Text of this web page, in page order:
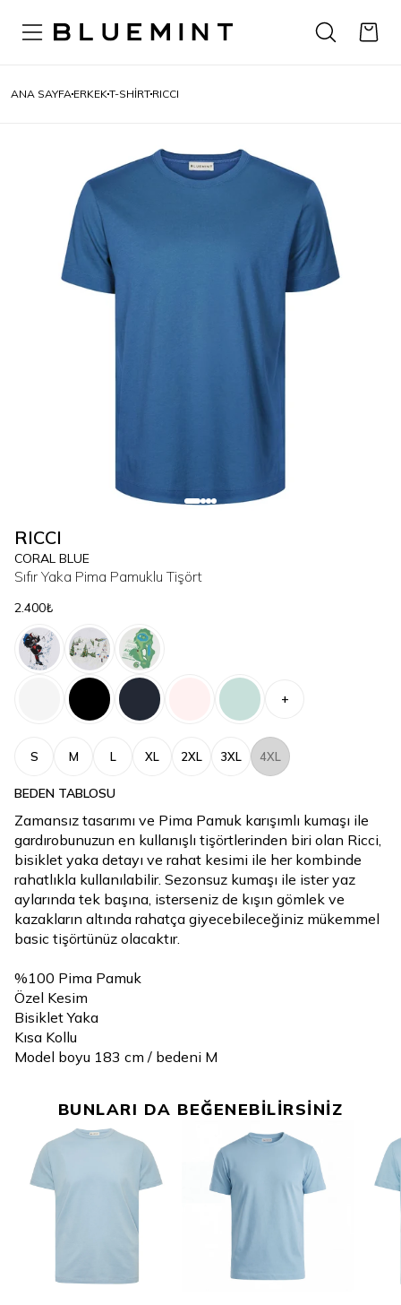
ANA SAYFA ERKEKT-SHIRT RICCI
RICCI
CORAL BLUE
Sıfır Yaka Pima Pamuklu Tişört
2.400₺
+
S M L XL 2XL 3XL 4XL
BEDEN TABLOSU
Zamansız tasarımı ve Pima Pamuk karışımlı kumaşı ile
gardırobunuzun en kullanışlı tişörtlerinden biri olan Ricci,
bisiklet yaka detayı ve rahat kesimi ile her kombinde
rahatlıkla kullanılabilir. Sezonsuz kumaşı ile ister yaz
aylarında tek başına, isterseniz de kışın gömlek ve
kazakların altında rahatça giyecebileceğiniz mükemmel
basic tişörtünüz olacaktır.
%100 Pima Pamuk
Özel Kesim
Bisiklet Yaka
Kısa Kollu
Model boyu 183 cm / bedeni M
BUNLARI DA BEĞENEBİLİRSİNİZ